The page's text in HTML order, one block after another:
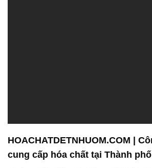
Hidroxit © Xút Vảy 98% Formosa
# Địa chỉ chuyên cung ứng _ bán